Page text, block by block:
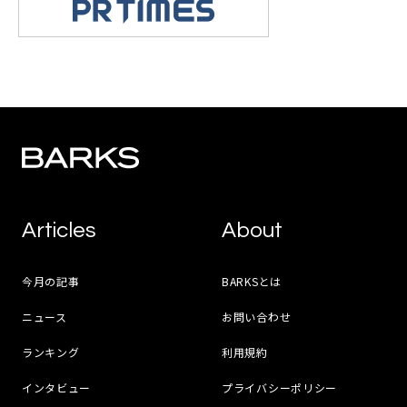
Articles
今月の記事
ニュース
ランキング
インタビュー
About
BARKSとは
お問い合わせ
利用規約
プライバシーポリシー